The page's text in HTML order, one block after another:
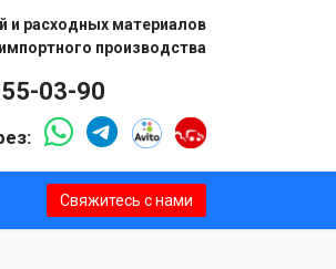
и расходных материалов
производства
Свяжитесь с нами
03-90